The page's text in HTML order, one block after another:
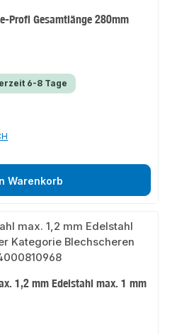
Profi Gesamtlänge 280mm
6-8 Tage
Warenkorb
1,2 mm Edelstahl max. 1 mm